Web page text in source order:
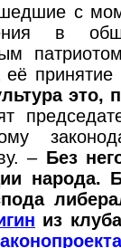
с
в
принятие
это,
– Без
народа.
из